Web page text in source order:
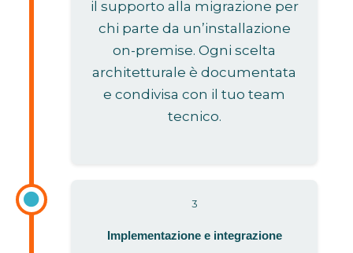
il supporto alla migrazione per
chi parte da un’installazione
on-premise. Ogni scelta
architetturale è documentata
e condivisa con il tuo team
tecnico.
3
Implementazione e integrazione